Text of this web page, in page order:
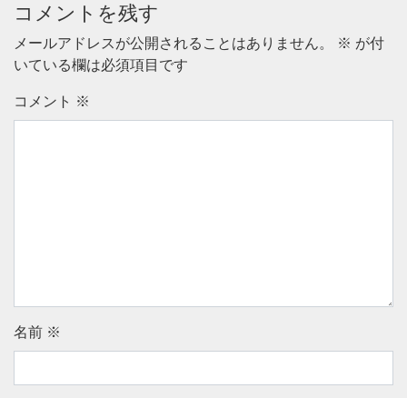
コメントを残す
メールアドレスが公開されることはありません。 ※ が付
いている欄は必須項目です
コメント ※
名前 ※